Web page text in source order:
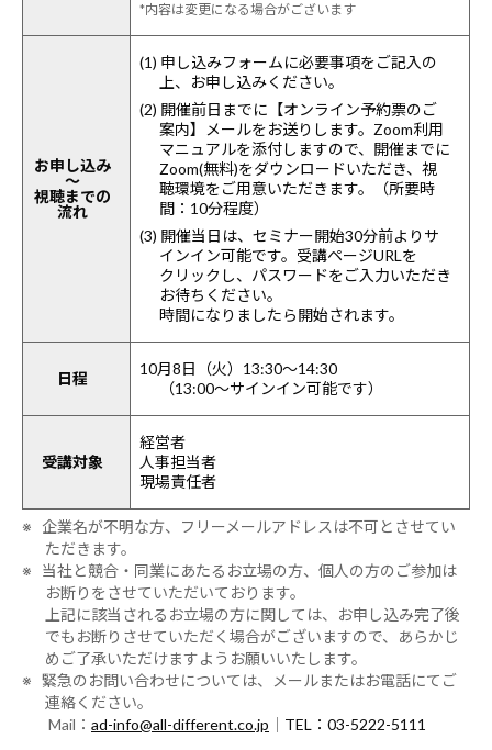
*内容は変更になる場合がございます
お申し込み
～
視聴までの
流れ
(1) 申し込みフォームに必要事項をご記入の
上、お申し込みください。
(2) 開催前日までに【オンライン予約票のご
案内】メールをお送りします。Zoom利用
マニュアルを添付しますので、開催までに
Zoom(無料)をダウンロードいただき、視
聴環境をご用意いただきます。（所要時
間：10分程度）
(3) 開催当日は、セミナー開始30分前よりサ
インイン可能です。受講ページURLを
クリックし、パスワードをご入力いただき
お待ちください。
時間になりましたら開始されます。
日程
10月8日（火）13:30～14:30
（13:00～サインイン可能です）
受講対象
経営者
人事担当者
現場責任者
※ 企業名が不明な方、フリーメールアドレスは不可とさせてい
ただきます。
※ 当社と競合・同業にあたるお立場の方、個人の方のご参加は
お断りをさせていただいております。
上記に該当されるお立場の方に関しては、お申し込み完了後
でもお断りさせていただく場合がございますので、あらかじ
めご了承いただけますようお願いいたします。
※ 緊急のお問い合わせについては、メールまたはお電話にてご
連絡ください。
Mail： ad-info@all-different.co.jp TEL：03-5222-5111